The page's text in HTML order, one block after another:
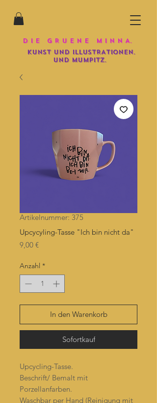
D I E G R U E N E M I N N A.
KUNST UND iLLUSTRATIONEN.
und mumpitz.
Artikelnummer: 375
Upcycyling-Tasse "Ich bin nicht da"
9,00 €Preis
Anzahl *
In den Warenkorb
Sofortkauf
Upcycling-Tasse.
Beschrift/ Bemalt mit
Porzellanfarben.
Waschbar per Hand (Reinigung mit